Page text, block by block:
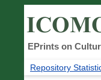
EPrints on
Repository